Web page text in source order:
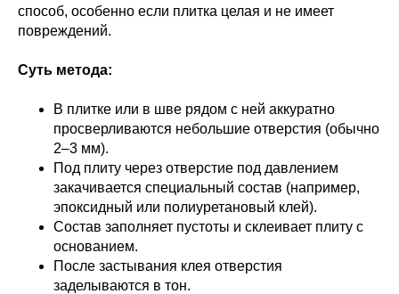
способ, особенно если плитка целая и не имеет
повреждений.
Суть метода:
В плитке или в шве рядом с ней аккуратно
просверливаются небольшие отверстия (обычно
2–3 мм).
Под плиту через отверстие под давлением
закачивается специальный состав (например,
эпоксидный или полиуретановый клей).
Состав заполняет пустоты и склеивает плиту с
основанием.
После застывания клея отверстия
заделываются в тон.